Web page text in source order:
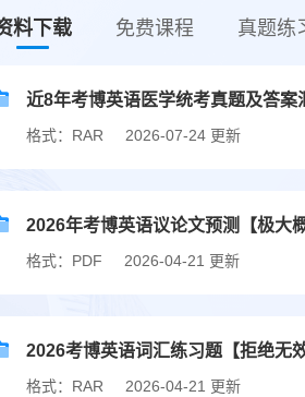
料下载 免费课程 真题练
近8年考博英语医学统考真题及答案
格式：RAR 2026-07-24 更新
2026年考博英语议论文预测【极大
格式：PDF 2026-04-21 更新
2026考博英语词汇练习题【拒绝无
格式：RAR 2026-04-21 更新